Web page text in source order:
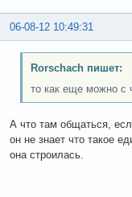
06-08-12 10:49:31
Rorschach пишет:
то как еще можно с
А что там общаться,
он не знает что такое
она строилась.